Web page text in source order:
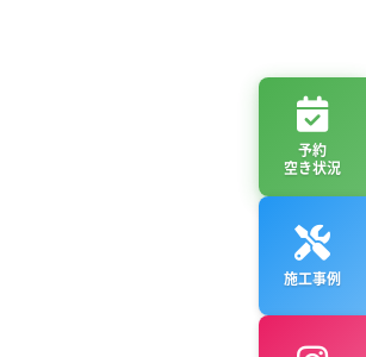
予約
空き状況
施工事例